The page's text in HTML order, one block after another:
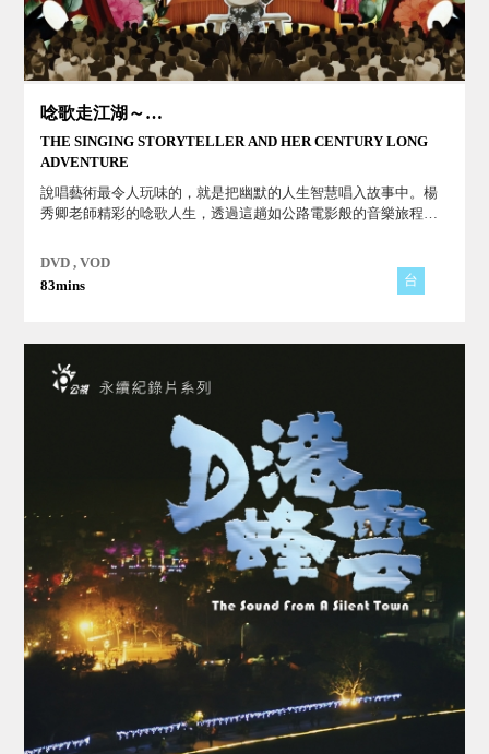
唸歌走江湖～國寶藝師楊秀卿的音樂旅程
THE SINGING STORYTELLER AND HER CENTURY LONG
ADVENTURE
說唱藝術最令人玩味的，就是把幽默的人生智慧唱入故事中。楊
秀卿老師精彩的唸歌人生，透過這趟如公路電影般的音樂旅程，
DVD , VOD
83mins
台